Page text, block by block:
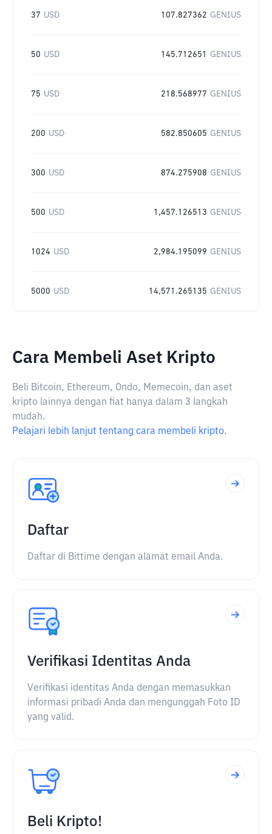
37 USD 107.827362 GENIUS
50 USD 145.712651 GENIUS
75 USD 218.568977 GENIUS
200 USD 582.850605 GENIUS
300 USD 874.275908 GENIUS
500 USD 1,457.126513 GENIUS
1024 USD 2,984.195099 GENIUS
5000 USD 14,571.265135 GENIUS
Cara Membeli Aset Kripto
Beli Bitcoin, Ethereum, Ondo, Memecoin, dan aset
kripto lainnya dengan fiat hanya dalam 3 langkah
mudah.
Pelajari lebih lanjut tentang cara membeli kripto.
Daftar
Daftar di Bittime dengan alamat email Anda.
Verifikasi Identitas Anda
Verifikasi identitas Anda dengan memasukkan
informasi pribadi Anda dan mengunggah Foto ID
yang valid.
Beli Kripto!